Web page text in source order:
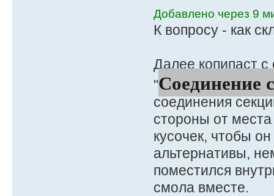
Добавлено через 9
К вопросу - как
Далее копипаст с
"Соединение
соединения
стороны от
кусочек, чтобы
альтернативы,
поместился
смола вместе.